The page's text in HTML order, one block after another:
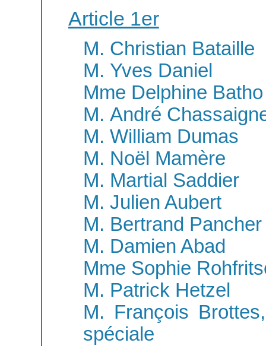
Article 1er
M. Christian Bataille
M. Yves Daniel
Mme Delphine Batho
M. André
M. William Dumas
M. Noël Mamère
M. Martial Saddier
M. Julien Aubert
M. Bertrand Pancher
M. Damien Abad
Mme Sophie
M. Patrick Hetzel
M. François
spéciale